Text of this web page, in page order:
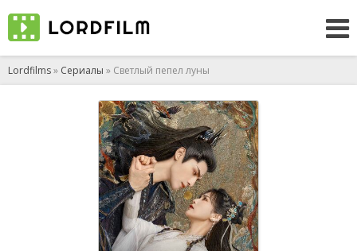
Lordfilms» Сериалы » Светлый пепел луны